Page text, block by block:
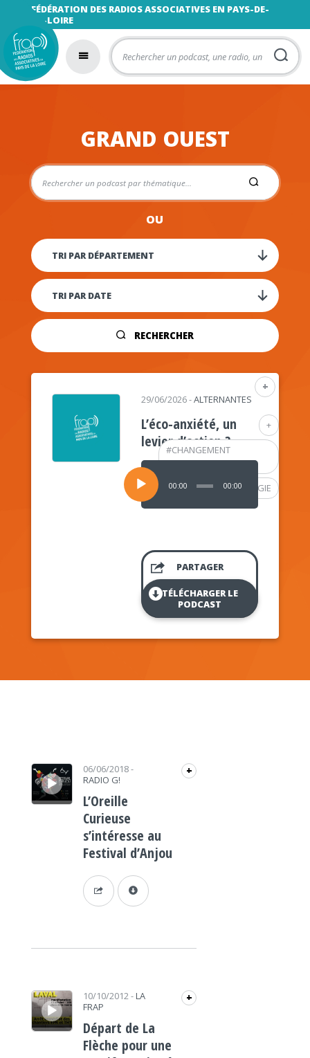
FÉDÉRATION DES RADIOS ASSOCIATIVES EN PAYS-DE-
LA-LOIRE
GRAND OUEST
OU
RECHERCHER
+
+
#CHANGEMENT
CLIMATIQUE
#PSYCHOLOGIE
29/06/2026-ALTERNANTES
L’éco-anxiété, un
levier d’action ?
Lecteur
audio
00:00 00:00
PARTAGER
TÉLÉCHARGER LE
PODCAST
Lecteur audio 06/06/2018-
RADIO G!
+
L’Oreille
Curieuse
s’intéresse au
Festival d’Anjou
Lecteur audio 10/10/2012- LA
FRAP
+
Départ de La
Flèche pour une